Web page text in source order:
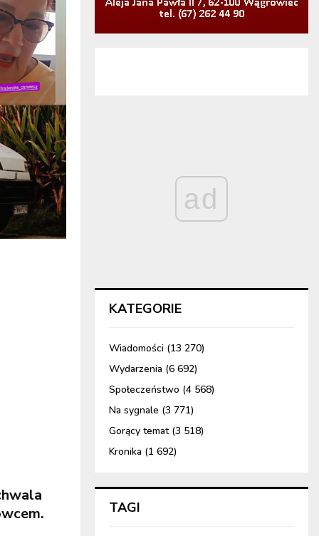
ad
KATEGORIE
Wiadomości (13 270)
Wydarzenia (6 692)
Społeczeństwo (4 568)
Na sygnale (3 771)
Gorący temat(3 518)
Kronika (1 692)
TAGI